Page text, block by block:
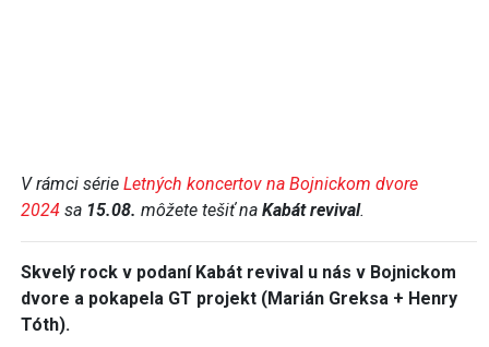
V rámci série Letných koncertov na Bojnickom dvore
2024 sa 15.08. môžete tešiť na Kabát revival.
Skvelý rock v podaní Kabát revival u nás v Bojnickom
dvore a pokapela GT projekt (Marián Greksa + Henry
Tóth).